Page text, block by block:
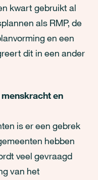
kwart gebruikt al
als RMP, de
en een
dit in een ander
en
is er een gebrek
hebben
veel gevraagd
van het